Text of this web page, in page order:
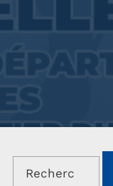
Rechercher :